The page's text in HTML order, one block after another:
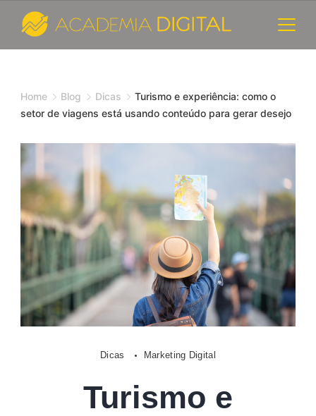
content
e
de
Marketing
Digital
-
Academia
Digital
Home Blog Dicas
Turismo e experiência: como o
setor de viagens está usando conteúdo para gerar desejo
Dicas Marketing Digital
Turismo e